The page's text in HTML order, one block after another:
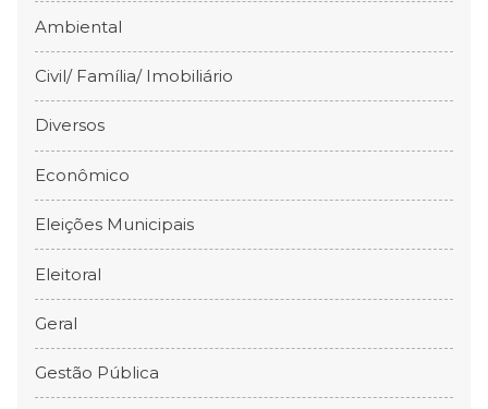
Ambiental
Civil/ Família/ Imobiliário
Diversos
Econômico
Eleições Municipais
Eleitoral
Geral
Gestão Pública